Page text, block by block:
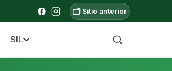
🗂️ Sitio anterior
SIL